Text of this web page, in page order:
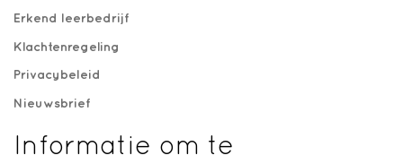
Erkend leerbedrijf
Klachtenregeling
Privacybeleid
Nieuwsbrief
Informatie om te